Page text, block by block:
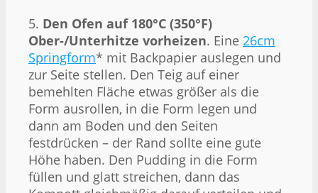
5. Den Ofen auf 180°C (350°F)
Ober-/Unterhitze vorheizen. Eine 26cm
Springform* mit Backpapier auslegen und
zur Seite stellen. Den Teig auf einer
bemehlten Fläche etwas größer als die
Form ausrollen, in die Form legen und
dann am Boden und den Seiten
festdrücken – der Rand sollte eine gute
Höhe haben. Den Pudding in die Form
füllen und glatt streichen, dann das